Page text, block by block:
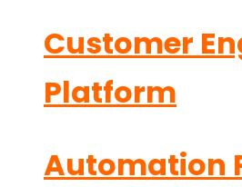
Customer
Platform
Automation